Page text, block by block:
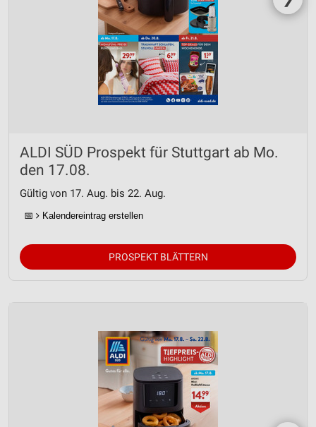
ALDI SÜD Prospekt für Stuttgart ab Mo.
den 17.08.
Gültig von 17. Aug. bis 22. Aug.
📅 Kalendereintrag erstellen
PROSPEKT BLÄTTERN